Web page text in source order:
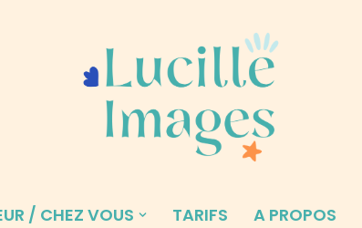
/ CHEZ VOUS TARIFS A PROPOS